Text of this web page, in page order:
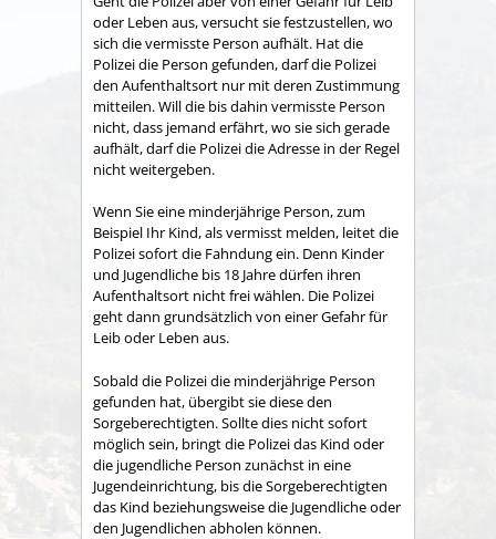
oder Leben aus, versucht sie festzustellen, wo
sich die vermisste Person aufhält. Hat die
Polizei die Person gefunden, darf die Polizei
den Aufenthaltsort nur mit deren Zustimmung
mitteilen. Will die bis dahin vermisste Person
nicht, dass jemand erfährt, wo sie sich gerade
aufhält, darf die Polizei die Adresse in der Regel
nicht weitergeben.
Wenn Sie eine minderjährige Person, zum
Beispiel Ihr Kind, als vermisst melden, leitet die
Polizei sofort die Fahndung ein. Denn Kinder
und Jugendliche bis 18 Jahre dürfen ihren
Aufenthaltsort nicht frei wählen. Die Polizei
geht dann grundsätzlich von einer Gefahr für
Leib oder Leben aus.
Sobald die Polizei die minderjährige Person
gefunden hat, übergibt sie diese den
Sorgeberechtigten. Sollte dies nicht sofort
möglich sein, bringt die Polizei das Kind oder
die jugendliche Person zunächst in eine
Jugendeinrichtung, bis die Sorgeberechtigten
das Kind beziehungsweise die Jugendliche oder
den Jugendlichen abholen können.